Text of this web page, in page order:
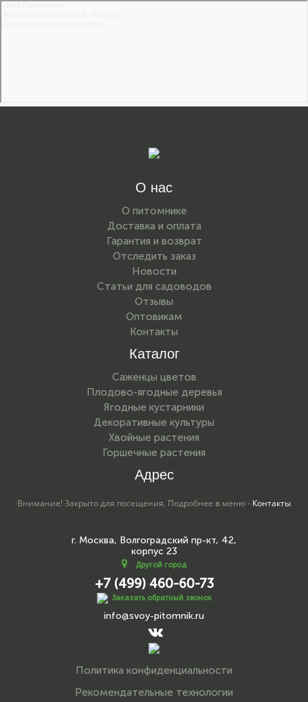
О нас
О питомнике
Доставка и оплата
Гарантия и возврат
Отследить заказ
Новости
Статьи для садоводов
Отзывы
Оптовикам
Контакты
Каталог
Саженцы цветов
Плодово-ягодные деревья
Ягодные кустарники
Декоративные культуры
Хвойные растения
Горшечные растения
Адрес
Внимание! Закрыто для посещения. Подробнее в меню - Контакты
г. Москва, Волгоградский пр-кт, 42,
корпус 23
Другой город
+7 (499) 460-60-73
Заказать обратный звонок
info@svoy-pitomnik.ru
Политика конфиденциальности
Рекомендательные технологии